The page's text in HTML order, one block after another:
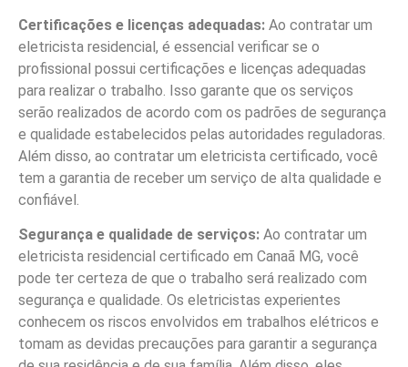
Certificações e licenças adequadas: Ao contratar um
eletricista residencial, é essencial verificar se o
profissional possui certificações e licenças adequadas
para realizar o trabalho. Isso garante que os serviços
serão realizados de acordo com os padrões de segurança
e qualidade estabelecidos pelas autoridades reguladoras.
Além disso, ao contratar um eletricista certificado, você
tem a garantia de receber um serviço de alta qualidade e
confiável.
Segurança e qualidade de serviços: Ao contratar um
eletricista residencial certificado em Canaã MG, você
pode ter certeza de que o trabalho será realizado com
segurança e qualidade. Os eletricistas experientes
conhecem os riscos envolvidos em trabalhos elétricos e
tomam as devidas precauções para garantir a segurança